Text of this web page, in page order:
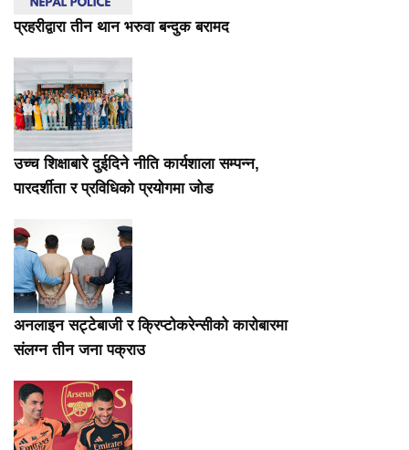
प्रहरीद्वारा तीन थान भरुवा बन्दुक बरामद
उच्च शिक्षाबारे दुईदिने नीति कार्यशाला सम्पन्न,
पारदर्शीता र प्रविधिको प्रयोगमा जोड
अनलाइन सट्टेबाजी र क्रिप्टोकरेन्सीको कारोबारमा
संलग्न तीन जना पक्राउ